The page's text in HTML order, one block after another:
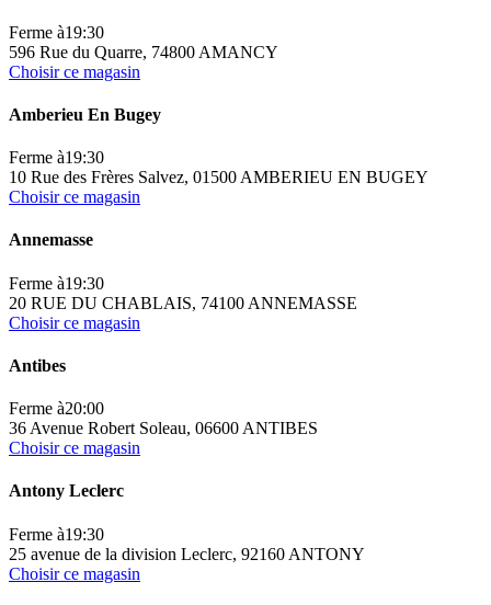
Ferme à19:30
596 Rue du Quarre, 74800 AMANCY
Choisir ce magasin
Amberieu En Bugey
Ferme à19:30
10 Rue des Frères Salvez, 01500 AMBERIEU EN BUGEY
Choisir ce magasin
Annemasse
Ferme à19:30
20 RUE DU CHABLAIS, 74100 ANNEMASSE
Choisir ce magasin
Antibes
Ferme à20:00
36 Avenue Robert Soleau, 06600 ANTIBES
Choisir ce magasin
Antony Leclerc
Ferme à19:30
25 avenue de la division Leclerc, 92160 ANTONY
Choisir ce magasin